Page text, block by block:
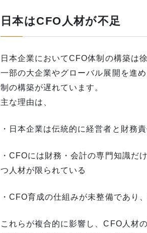
⽇本はCFO⼈材が不⾜
日本企業においてCFO体制の構築は
一部の大企業やグローバル展開を進
制の構築が遅れています。
主な理由は、
・日本企業は伝統的に経営者と財務
・CFOには財務・会計の専門知識だ
つ人材が限られている
・CFO育成の仕組みが未整備であり
これらが複合的に影響し、CFO人材